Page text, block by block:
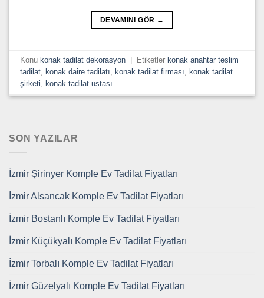
DEVAMINI GÖR →
Konu konak tadilat dekorasyon Etiketler konak anahtar teslim
tadilat
konak daire tadilatı konak tadilat firması
konak tadilat
şirketi
konak tadilat ustası
SON YAZILAR
İzmir Şirinyer Komple Ev Tadilat Fiyatları
İzmir Alsancak Komple Ev Tadilat Fiyatları
İzmir Bostanlı Komple Ev Tadilat Fiyatları
İzmir Küçükyalı Komple Ev Tadilat Fiyatları
İzmir Torbalı Komple Ev Tadilat Fiyatları
İzmir Güzelyalı Komple Ev Tadilat Fiyatları